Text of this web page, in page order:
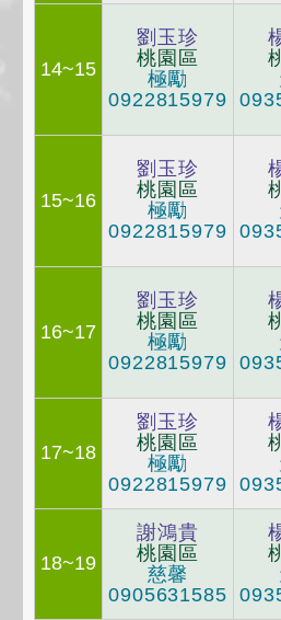
14~15
劉玉珍
桃園區
極勵
0922815979
15~16
劉玉珍
桃園區
極勵
0922815979
16~17
劉玉珍
桃園區
極勵
0922815979
17~18
劉玉珍
桃園區
極勵
0922815979
18~19
謝鴻貴
桃園區
慈馨
0905631585